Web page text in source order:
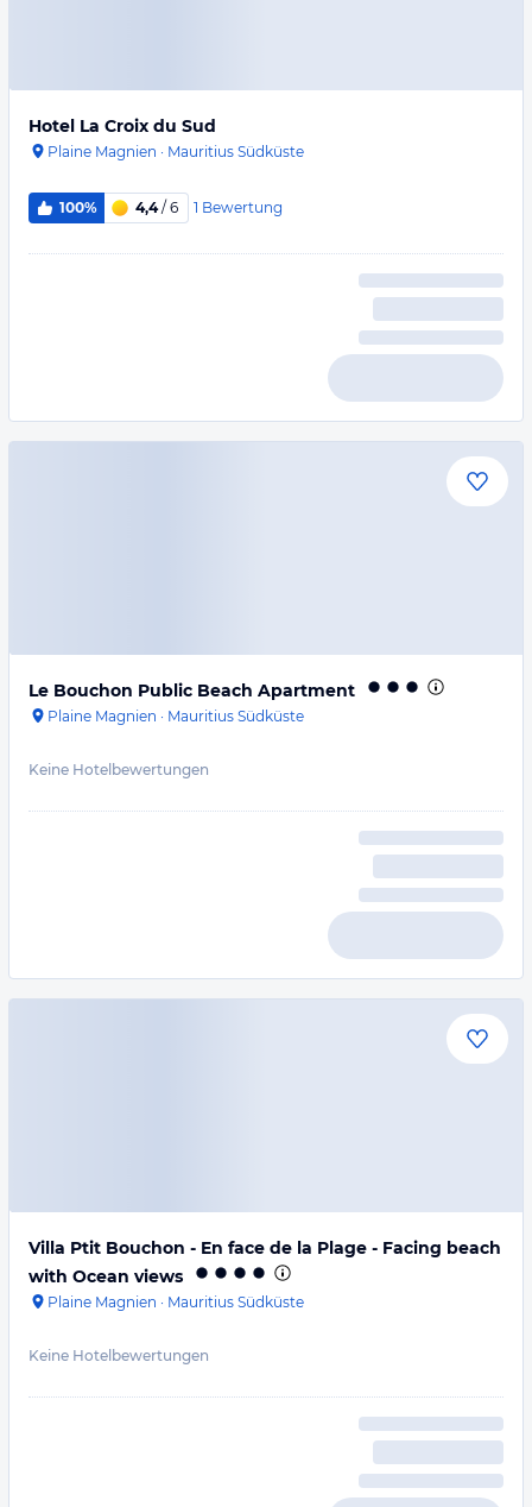
Hotel La Croix du Sud
Plaine Magnien · Mauritius Südküste
100% 4,4/ 6 1 Bewertung
Le Bouchon Public Beach Apartment
Plaine Magnien · Mauritius Südküste
Keine Hotelbewertungen
Villa Ptit Bouchon - En face de la Plage - Facing beach
with Ocean views
Plaine Magnien · Mauritius Südküste
Keine Hotelbewertungen